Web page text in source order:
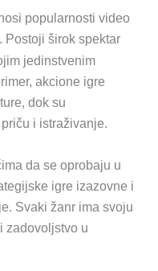
popularnosti video
. Postoji širok spektar
jedinstvenim
akcione igre
dok su
i istraživanje.
da se oprobaju u
igre izazovne i
Svaki žanr ima svoju
zadovoljstvo u